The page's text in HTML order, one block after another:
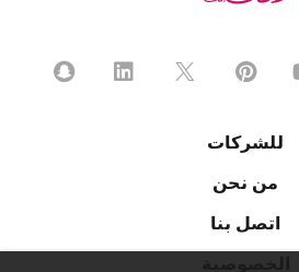
للشركات
من نحن
اتصل بنا